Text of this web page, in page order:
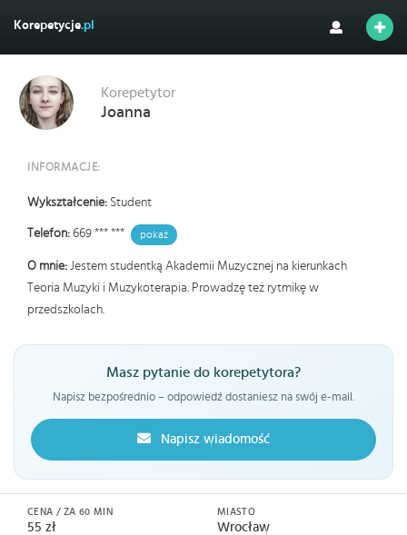
Korepetycje.pl
Korepetytor
Joanna
INFORMACJE:
Wykształcenie: Student
Telefon: 669 *** *** pokaż
O mnie: Jestem studentką Akademii Muzycznej na kierunkach
Teoria Muzyki i Muzykoterapia. Prowadzę też rytmikę w
przedszkolach.
Masz pytanie do korepetytora?
Napisz bezpośrednio – odpowiedź dostaniesz na swój e-mail.
Napisz wiadomość
CENA / ZA 60 MIN
55 zł
MIASTO
Wrocław